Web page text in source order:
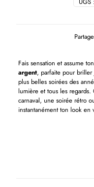
Fais sensation et assume
argent, parfaite pour briller
plus belles soirées des
lumière et tous les
carnaval, une soirée rétro
instantanément ton look